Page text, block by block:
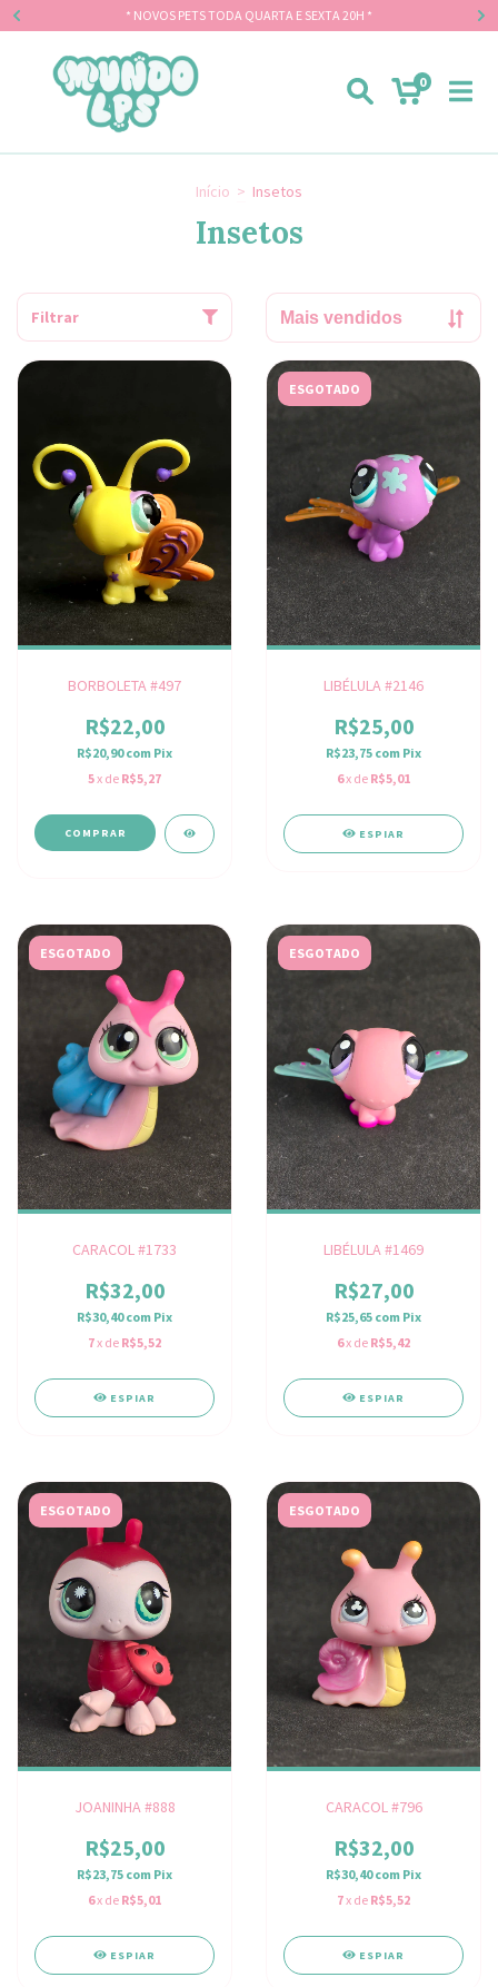
* NOVOS PETS TODA QUARTA E SEXTA 20H *
0
Início > Insetos
Insetos
Filtrar
BORBOLETA #497
R$22,00
R$20,90com Pix
5x de R$5,27
ESGOTADO
LIBÉLULA #2146
R$25,00
R$23,75 com Pix
6x de R$5,01
ESPIAR
ESGOTADO
CARACOL #1733
R$32,00
R$30,40com Pix
7x de R$5,52
ESPIAR
ESGOTADO
LIBÉLULA #1469
R$27,00
R$25,65 com Pix
6x de R$5,42
ESPIAR
ESGOTADO
JOANINHA #888
R$25,00
R$23,75 com Pix
6x de R$5,01
ESPIAR
ESGOTADO
CARACOL #796
R$32,00
R$30,40com Pix
7x de R$5,52
ESPIAR